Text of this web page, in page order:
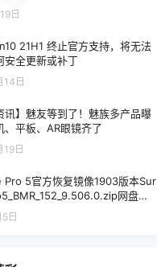
日
21H1 终止官方支持，将无法
安全更新或补丁
14日
讯】魅友等到了！魅族多产品曝
、平板、AR眼镜齐了
19日
Pro 5官方恢复镜像1903版本Sur
网盘下
日